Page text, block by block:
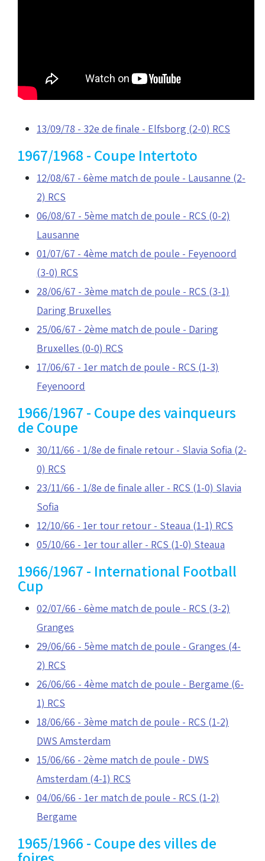
13/09/78 - 32e de finale - Elfsborg (2-0) RCS
1967/1968 - Coupe Intertoto
12/08/67 - 6ème match de poule - Lausanne (2-
2) RCS
06/08/67 - 5ème match de poule - RCS (0-2)
Lausanne
01/07/67 - 4ème match de poule - Feyenoord
(3-0) RCS
28/06/67 - 3ème match de poule - RCS (3-1)
Daring Bruxelles
25/06/67 - 2ème match de poule - Daring
Bruxelles (0-0) RCS
17/06/67 - 1er match de poule - RCS (1-3)
Feyenoord
1966/1967 - Coupe des vainqueurs
de Coupe
30/11/66 - 1/8e de finale retour - Slavia Sofia (2-
0) RCS
23/11/66 - 1/8e de finale aller - RCS (1-0) Slavia
Sofia
12/10/66 - 1er tour retour - Steaua (1-1) RCS
05/10/66 - 1er tour aller - RCS (1-0) Steaua
1966/1967 - International Football
Cup
02/07/66 - 6ème match de poule - RCS (3-2)
Granges
29/06/66 - 5ème match de poule - Granges (4-
2) RCS
26/06/66 - 4ème match de poule - Bergame (6-
1) RCS
18/06/66 - 3ème match de poule - RCS (1-2)
DWS Amsterdam
15/06/66 - 2ème match de poule - DWS
Amsterdam (4-1) RCS
04/06/66 - 1er match de poule - RCS (1-2)
Bergame
1965/1966 - Coupe des villes de